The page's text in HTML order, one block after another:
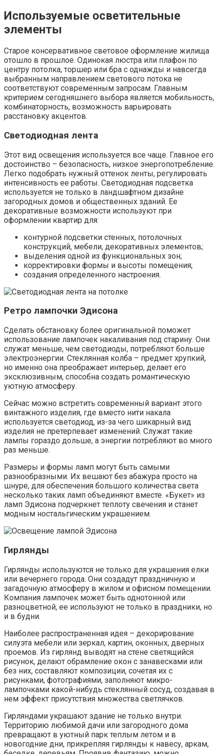
Используемые осветительные
элементы
Старое консервативное световое оформление жилища
отошло в прошлое. Одинокая люстра или плафон по
центру потолка, торшер или бра с однажды и навсегда
выбранным направлением светового потока не
соответствуют современным запросам. Главным
критерием сегодняшнего выбора является мобильность,
комбинаторность, возможность варьировать
расстановку акцентов.
Светодиодная лента
Этот вид освещения используется все чаще. Главное его
достоинство – безопасность, низкое энергопотребление.
Легко подобрать нужный оттенок ленты, регулировать
интенсивность ее работы. Светодиодная подсветка
используется не только в ландшафтном дизайне
загородных домов и общественных зданий. Ее
декоративные возможности используют при
оформлении квартир для:
контурной подсветки стенных, потолочных
конструкций, мебели, декоративных элементов;
выделения одной из функциональных зон;
корректировки формы и высоты помещения;
создания определенного настроения.
Ретро лампочки Эдисона
Сделать обстановку более оригинальной поможет
использование лампочек накаливания под старину. Они
служат меньше, чем светодиоды, потребляют больше
электроэнергии. Стеклянная колба – предмет хрупкий,
но именно она преображает интерьер, делает его
эксклюзивным, способна создать романтическую
уютную атмосферу.
Сейчас можно встретить современный вариант этого
винтажного изделия, где вместо нити накала
используется светодиод, из-за чего шикарный вид
изделия не претерпевает изменений. Служат такие
лампы гораздо дольше, а энергии потребляют во много
раз меньше.
Размеры и формы ламп могут быть самыми
разнообразными. Их вешают без абажура просто на
шнуре, для обеспечения большого количества света
несколько таких ламп объединяют вместе. «Букет» из
ламп Эдисона подчеркнет теплоту свечения и станет
модным ностальгическим украшением.
Гирлянды
Гирлянды используются не только для украшения елки
или вечернего города. Они создадут праздничную и
загадочную атмосферу в жилом и офисном помещении.
Компания лампочек может быть однотонной или
разноцветной, ее используют не только в праздники, но
и в будни.
Наиболее распространенная идея – декорирование
силуэта мебели или зеркал, картин, оконных, дверных
проемов. Из гирлянд выводят на стене светящийся
рисунок, делают обрамление окон с занавесками или
без них, составляют композиции, сочетая их с
рисунками, фотографиями, заполняют микро-
лампочками какой-нибудь стеклянный сосуд, создавая в
нем эффект присутствия множества светлячков.
Гирляндами украшают здание не только внутри.
Территорию любимой дачи или загородного дома
превращают в уютный парк теплым летом и в
новогодние дни, прикрепляя гирлянды к навесу, аркам,